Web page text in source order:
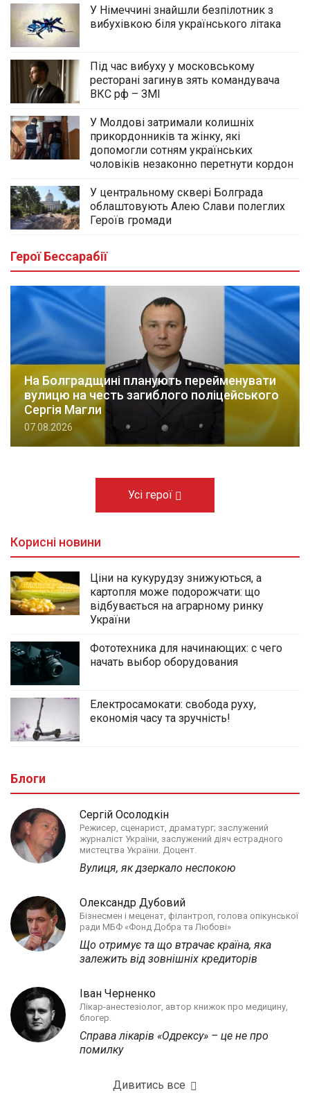
У Німеччині знайшли безпілотник з
вибухівкою біля українського літака
Під час вибуху у московському
ресторані загинув зять командувача
ВКС рф – ЗМІ
У Молдові затримали колишніх
прикордонників та жінку, які
допомогли сотням українських
чоловіків незаконно перетнути кордон
У центральному сквері Болграда
облаштовують Алею Слави полеглих
Героїв громади
Герої Бессарабії
На Болградщині планують перейменувати
вулицю на честь загиблого поліцейського
Сергія Магли
07.08.2026
Усі герої
Корисні новини
Ціни на кукурудзу знижуються, а
картопля може подорожчати: що
відбувається на аграрному ринку
України
Фототехника для начинающих: с чего
начать выбор оборудования
Електросамокати: свобода руху,
економія часу та зручність!
Блоги
Сергій Осолодкін
Режисер, сценарист, драматург; заслужений
журналіст України, заслужений діяч естрадного
мистецтва України. Доцент.
Вулиця, як дзеркало неспокою
Олександр Дубовий
Бізнесмен і меценат, філантроп, голова опікунської
ради МБФ «Фонд Добра та Любові»
Що отримує та що втрачає країна, яка
залежить від зовнішніх кредиторів
Іван Черненко
Лікар-анестезіолог, автор книжок про медицину,
блогер.
Справа лікарів «Одрексу» – це не про
помилку
Дивитись все